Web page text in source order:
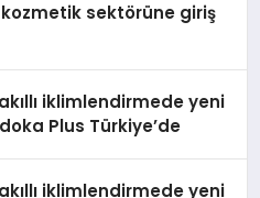
kozmetik sektörüne giriş
iklimlendirmede yeni
Plus Türkiye’de
iklimlendirmede yeni